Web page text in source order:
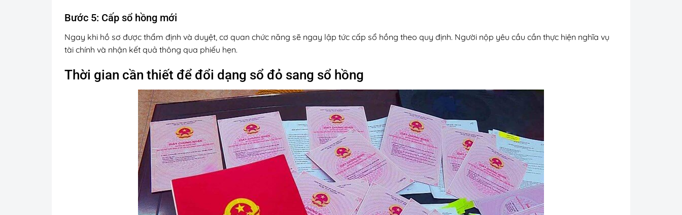
Bước 5: Cấp sổ hồng mới
Ngay khi hồ sơ được thẩm định và duyệt, cơ quan chức năng sẽ ngay lập tức cấp sổ hồng theo quy định. Người nộp yêu cầu cần thực hiện nghĩa vụ
tài chính và nhận kết quả thông qua phiếu hẹn.
Thời gian cần thiết để đổi dạng sổ đỏ sang sổ hồng